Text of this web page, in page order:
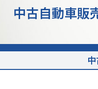
中古自動車販